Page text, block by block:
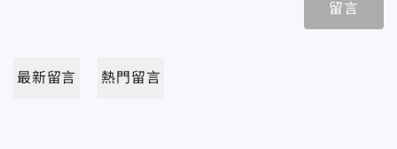
留言
最新留言 熱門留言